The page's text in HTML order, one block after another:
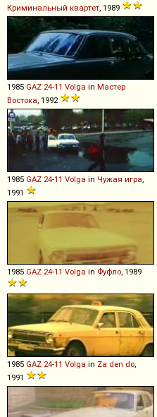
Криминальный квартет , 1989
1985 GAZ 24-11 Volga in Мастер
Востока , 1992
1985 GAZ 24-11 Volga in Чужая игра
1991
1985 GAZ 24-11 Volga in Фуфло , 1989
1985 GAZ 24-11 Volga in Za den do
1991